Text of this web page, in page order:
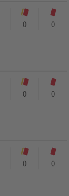
0 0
0 0
0 0